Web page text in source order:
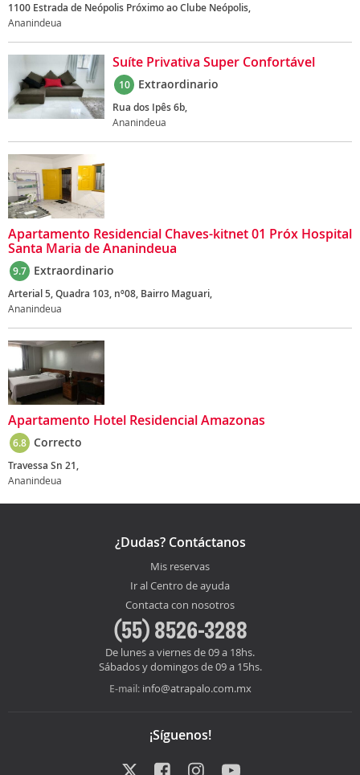
1100 Estrada de Neópolis Próximo ao Clube Neópolis,
Ananindeua
Suíte Privativa Super Confortável
10 Extraordinario
Rua dos Ipês 6b,
Ananindeua
Apartamento Residencial Chaves-kitnet 01 Próx Hospital
Santa Maria de Ananindeua
9.7 Extraordinario
Arterial 5, Quadra 103, nº08, Bairro Maguari,
Ananindeua
Apartamento Hotel Residencial Amazonas
6.8 Correcto
Travessa Sn 21,
Ananindeua
¿Dudas? Contáctanos
Mis reservas
Ir al Centro de ayuda
Contacta con nosotros
(55) 8526-3288
De lunes a viernes de 09 a 18hs.
Sábados y domingos de 09 a 15hs.
E-mail: info@atrapalo.com.mx
¡Síguenos!